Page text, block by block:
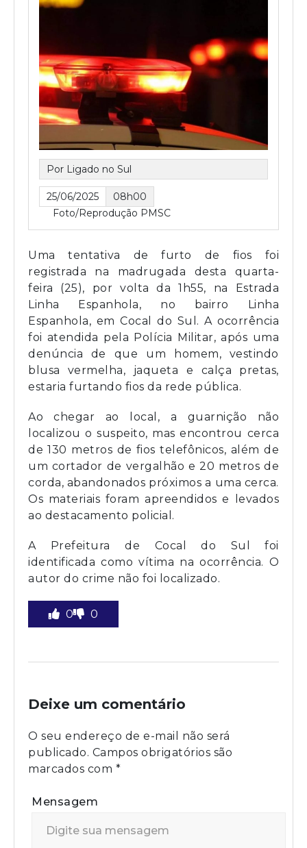
Por Ligado no Sul
25/06/2025
08h00
Foto/Reprodução PMSC
Uma tentativa de furto de fios foi
registrada na madrugada desta quarta-
feira (25), por volta da 1h55, na Estrada
Linha Espanhola, no bairro Linha
Espanhola, em Cocal do Sul. A ocorrência
foi atendida pela Polícia Militar, após uma
denúncia de que um homem, vestindo
blusa vermelha, jaqueta e calça pretas,
estaria furtando fios da rede pública.
Ao chegar ao local, a guarnição não
localizou o suspeito, mas encontrou cerca
de 130 metros de fios telefônicos, além de
um cortador de vergalhão e 20 metros de
corda, abandonados próximos a uma cerca.
Os materiais foram apreendidos e levados
ao destacamento policial.
A Prefeitura de Cocal do Sul foi
identificada como vítima na ocorrência. O
autor do crime não foi localizado.
0 0
Deixe um comentário
O seu endereço de e-mail não será
publicado. Campos obrigatórios são
marcados com *
Mensagem